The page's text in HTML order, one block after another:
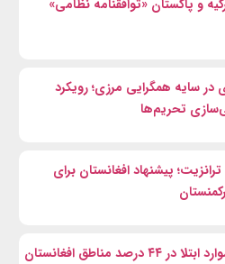
و پاکستان «توافقنامه نظامی»
سایه همگرایی مرزی؛ رویکرد
تحریم‌ها
پیشنهاد افغانستان برای
افزایش نگران‌کننده سوءتغذیه؛ موارد ابتلا در ۴۴ درصد مناطق افغانستان